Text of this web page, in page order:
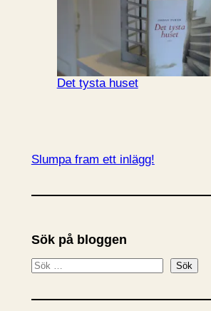
Det tysta huset
Slumpa fram ett inlägg!
Sök på bloggen
S
k
Sök